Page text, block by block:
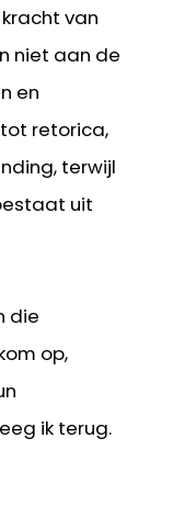
van
niet aan de
en
retorica,
terwijl
uit
die
op,
ik terug.